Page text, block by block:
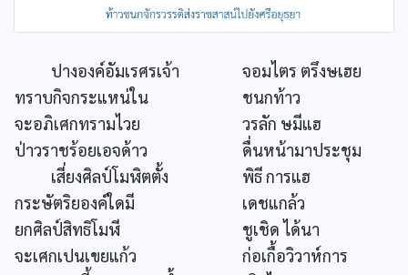
ปางองค์อัมเรศรเจ้า
จอมไตร ตรึงษเฮย
ทราบกิจกระแหน่ใน
ชนกท้าว
จะอภิเศกทรามไวย
วรลัก ษมีแฮ
ป่าวราชร้อยเอจด้าว
ดื่นหน้ามาประชุม
เสี่ยงศิลป์โมฬิตตั้ง
พิธี การแฮ
กระษัตริยองค์ใดมี
เดชแกล้ว
ยกศิลป์สิทธิโมฬี
ชูเชิด ได้นา
จะเศกเปนเขยแก้ว
ก่อเกื้อวิวาห์การ